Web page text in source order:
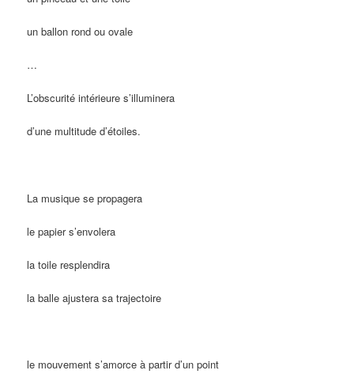
un ballon rond ou ovale
…
L’obscurité intérieure s’illuminera
d’une multitude d’étoiles.
La musique se propagera
le papier s’envolera
la toile resplendira
la balle ajustera sa trajectoire
le mouvement s’amorce à partir d’un point